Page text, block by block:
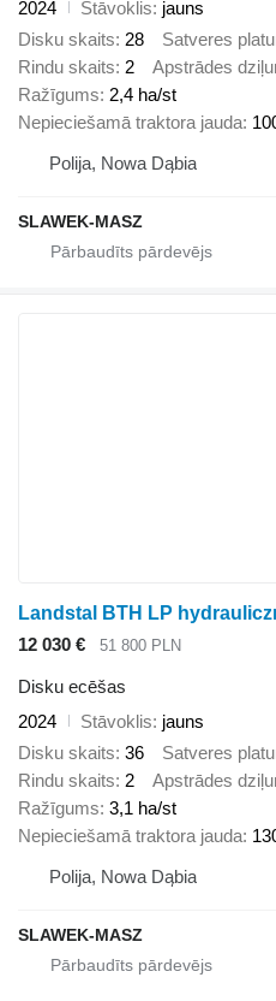
2024
Stāvoklis jauns
Disku skaits 28 Satveres
Rindu skaits 2 Apstrādes
Ražīgums 2,4 ha/st
Nepieciešamā traktora jauda
Polija, Nowa Dąbia
SLAWEK-MASZ
Landstal BTH LP
12 030 €
51 800 PLN
Disku ecēšas
2024
Stāvoklis jauns
Disku skaits 36 Satveres
Rindu skaits 2 Apstrādes
Ražīgums 3,1 ha/st
Nepieciešamā traktora jauda
Polija, Nowa Dąbia
SLAWEK-MASZ